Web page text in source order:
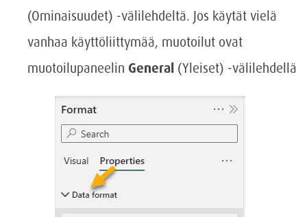
(Ominaisuudet) -välilehdeltä. Jos käytät vielä
vanhaa käyttöliittymää, muotoilut ovat
muotoilupaneelin General (Yleiset) -välilehdellä